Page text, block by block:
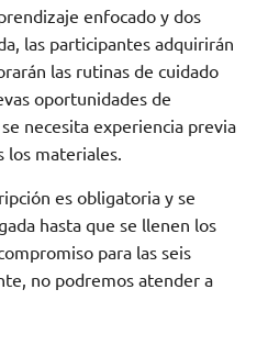
enfocado y dos
las participantes adquirirán
las rutinas de cuidado
oportunidades de
necesita experiencia previa
los materiales.
es obligatoria y se
hasta que se llenen los
para las seis
no podremos atender a